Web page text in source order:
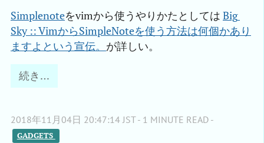
Simplenoteをvimから使うやりかたとしては Big
Sky :: VimからSimpleNoteを使う方法は何個かあり
ますよという宣伝。 が詳しい。
続き…
2018年11月04日 20:47:14 JST - 1 MINUTE READ -
GADGETS